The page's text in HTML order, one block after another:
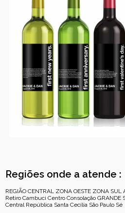
Regiões onde a atende :
REGIÃO CENTRAL ZONA OESTE ZONA SUL
Retiro Cambuci Centro Consolação GRANDE
Central República Santa Cecília São Paulo Sé